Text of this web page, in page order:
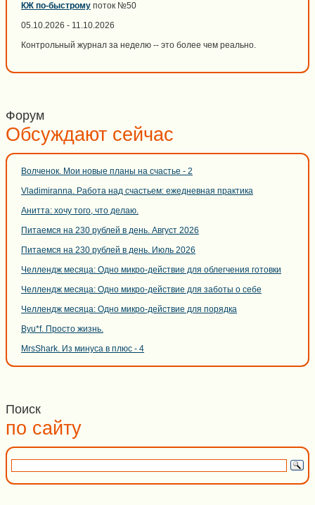
КЖ по-быстрому поток №50
05.10.2026 - 11.10.2026
Контрольный журнал за неделю -- это более чем реально.
Форум
Обсуждают сейчас
Волченок. Мои новые планы на счастье - 2
Vladimiranna. Работа над счастьем: ежедневная практика
Анитта: хочу того, что делаю.
Питаемся на 230 рублей в день. Август 2026
Питаемся на 230 рублей в день. Июль 2026
Челлендж месяца: Одно микро-действие для облегчения готовки
Челлендж месяца: Одно микро-действие для заботы о себе
Челлендж месяца: Одно микро-действие для порядка
Byu*f. Просто жизнь.
MrsShark. Из минуса в плюс - 4
Поиск
по сайту